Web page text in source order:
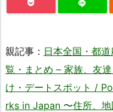
親記事： 日本全国・都
覧・まとめ – 家族、友
け・デートスポット /
rks in Japan 〜住所、